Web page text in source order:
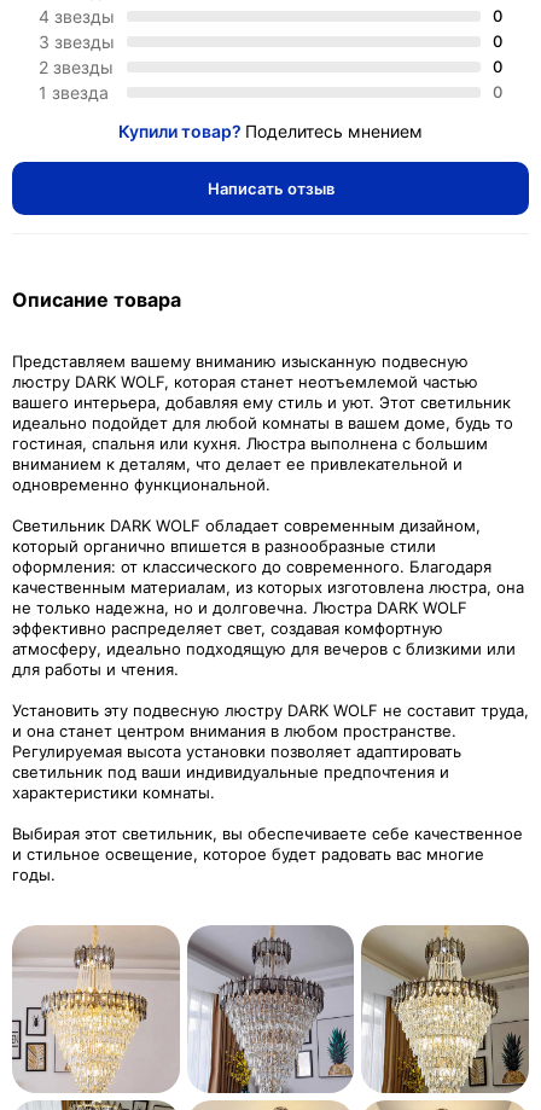
4 звезды
0
3 звезды 0
2 звезды 0
1 звезда 0
Купили товар? Поделитесь мнением
Написать отзыв
Описание товара
Представляем вашему вниманию изысканную подвесную
люстру DARK WOLF, которая станет неотъемлемой частью
вашего интерьера, добавляя ему стиль и уют. Этот светильник
идеально подойдет для любой комнаты в вашем доме, будь то
гостиная, спальня или кухня. Люстра выполнена с большим
вниманием к деталям, что делает ее привлекательной и
одновременно функциональной.
Светильник DARK WOLF обладает современным дизайном,
который органично впишется в разнообразные стили
оформления: от классического до современного. Благодаря
качественным материалам, из которых изготовлена люстра, она
не только надежна, но и долговечна. Люстра DARK WOLF
эффективно распределяет свет, создавая комфортную
атмосферу, идеально подходящую для вечеров с близкими или
для работы и чтения.
Установить эту подвесную люстру DARK WOLF не составит труда,
и она станет центром внимания в любом пространстве.
Регулируемая высота установки позволяет адаптировать
светильник под ваши индивидуальные предпочтения и
характеристики комнаты.
Выбирая этот светильник, вы обеспечиваете себе качественное
и стильное освещение, которое будет радовать вас многие
годы.